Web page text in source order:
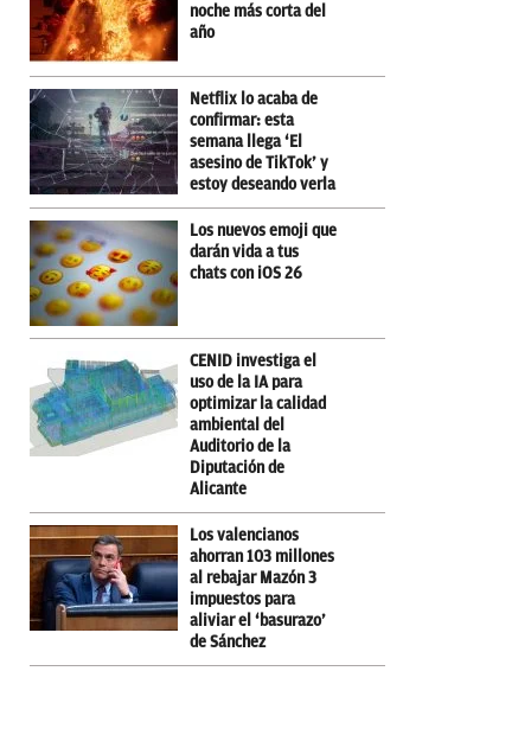
noche más corta del
año
Netflix lo acaba de
confirmar: esta
semana llega ‘El
asesino de TikTok’ y
estoy deseando verla
Los nuevos emoji que
darán vida a tus
chats con iOS 26
CENID investiga el
uso de la IA para
optimizar la calidad
ambiental del
Auditorio de la
Diputación de
Alicante
Los valencianos
ahorran 103 millones
al rebajar Mazón 3
impuestos para
aliviar el ‘basurazo’
de Sánchez